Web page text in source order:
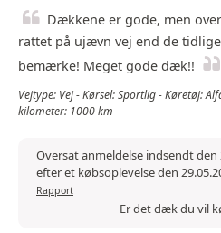
Dækkene er gode, men
rattet på ujævn vej end de
bemærke! Meget gode dæk!!
Vejtype: Vej - Kørsel: Sportlig - Køretøj:
kilometer: 1000 km
Oversat anmeldelse indsendt den
efter et købsoplevelse den
Rapport
Er det dæk du vil